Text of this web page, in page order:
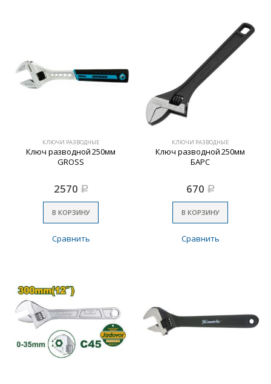
КЛЮЧИ РАЗВОДНЫЕ
Ключ разводной 250мм
GROSS
2570 Р
В КОРЗИНУ
Сравнить
КЛЮЧИ РАЗВОДНЫЕ
Ключ разводной 250мм
БАРС
670 Р
В КОРЗИНУ
Сравнить